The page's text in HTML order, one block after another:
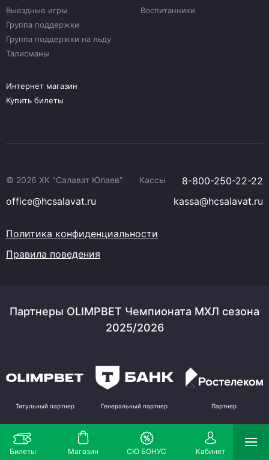
Билеты Магазин СЮ БОНУС Кабинет
Выездные игры
Группа поддержки
Группа поддержки на льду
Талисманы
Воспитанники
Интернет магазин
Купить билеты
© 2026 ХК "Салават Юлаев" Кассы
8-800-250-22-22
office@hcsalavat.ru
kassa@hcsalavat.ru
Политика конфиденциальности
Правила поведения
Партнеры OLIMPBET Чемпионата МХЛ сезона
2025/2026
Титульный партнер Генеральный партнер Партнер